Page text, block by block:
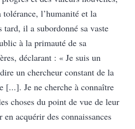
l’humanité et la
tard, il a subordonné sa vaste
à la primauté de sa
déclarant : « Je suis un
un chercheur constant de la
[...]. Je ne cherche à connaître
choses du point de vue de leur
acquérir des connaissances